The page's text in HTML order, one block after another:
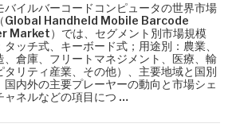
バイルバーコードコンピュータの世界市場
Global Handheld Mobile Barcode
Market）では、セグメント別市場規模
タッチ式、キーボード式；用途別：農業、
、倉庫、フリートマネジメント、医療、輸
タリティ産業、その他）、主要地域と国別
国内外の主要プレーヤーの動向と市場シェ
ャネルなどの項目につ …